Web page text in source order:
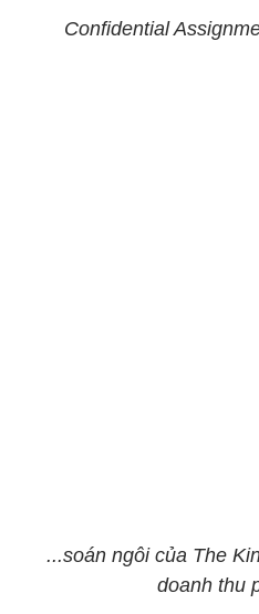
Confidential
...soán ngôi của The
doanh thu